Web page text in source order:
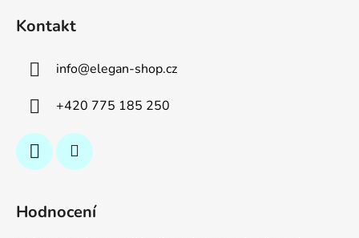
Kontakt
info@elegan-shop.cz
+420 775 185 250
Hodnocení